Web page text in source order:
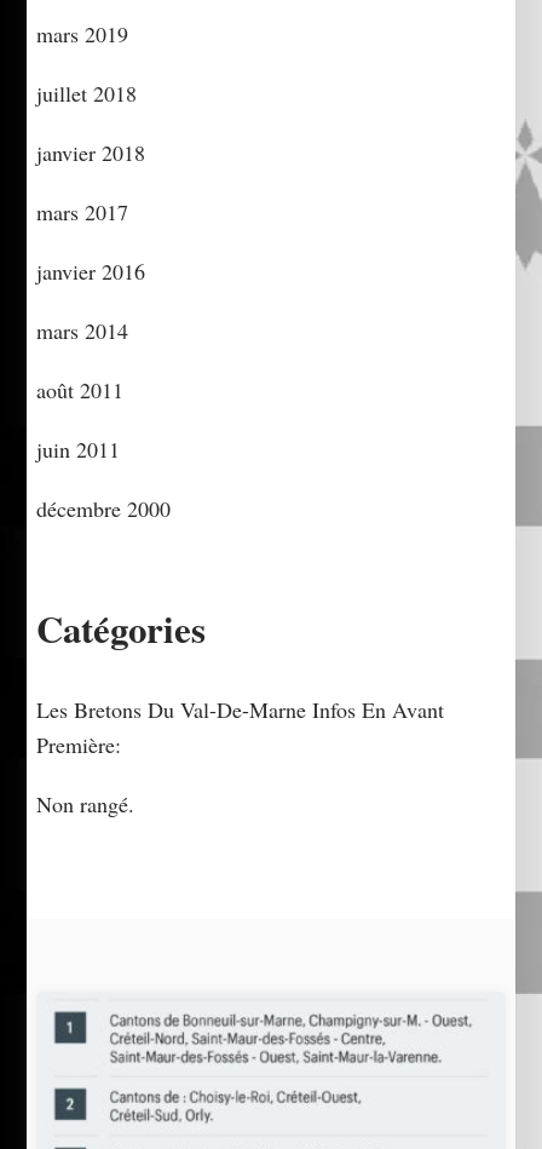
mars 2019
juillet 2018
janvier 2018
mars 2017
janvier 2016
mars 2014
août 2011
juin 2011
décembre 2000
Catégories
Les Bretons Du Val-De-Marne Infos En Avant
Première:
Non rangé.